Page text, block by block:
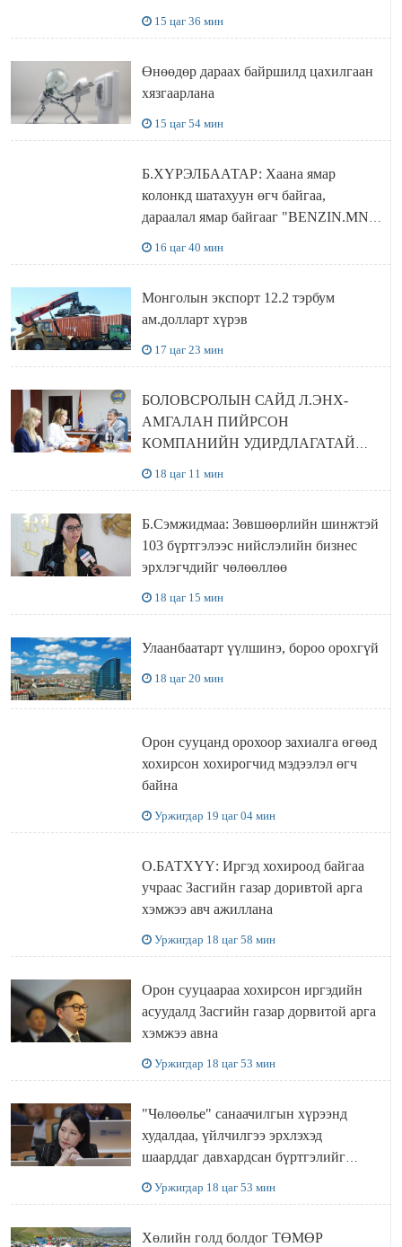
15 цаг 36 мин
Өнөөдөр дараах байршилд цахилгаан
хязгаарлана
15 цаг 54 мин
Б.ХҮРЭЛБААТАР: Хаана ямар
колонкд шатахуун өгч байгаа,
дараалал ямар байгааг "BENZIN.MN”
16 цаг 40 мин
Монголын экспорт 12.2 тэрбум
ам.долларт хүрэв
17 цаг 23 мин
БОЛОВСРОЛЫН САЙД Л.ЭНХ-
АМГАЛАН ПИЙРСОН
КОМПАНИЙН УДИРДЛАГАТАЙ
18 цаг 11 мин
Б.Сэмжидмаа: Зөвшөөрлийн шинжтэй
103 бүртгэлээс нийслэлийн бизнес
эрхлэгчдийг чөлөөллөө
18 цаг 15 мин
Улаанбаатарт үүлшинэ, бороо орохгүй
18 цаг 20 мин
Орон сууцанд орохоор захиалга өгөөд
хохирсон хохирогчид мэдээлэл өгч
байна
Уржигдар 19 цаг 04 мин
О.БАТХҮҮ: Иргэд хохироод байгаа
учраас Засгийн газар доривтой арга
хэмжээ авч ажиллана
Уржигдар 18 цаг 58 мин
Орон сууцаараа хохирсон иргэдийн
асуудалд Засгийн газар дорвитой арга
хэмжээ авна
Уржигдар 18 цаг 53 мин
"Чөлөөлье" санаачилгын хүрээнд
худалдаа, үйлчилгээ эрхлэхэд
шаарддаг давхардсан бүртгэлийг
Уржигдар 18 цаг 53 мин
Хөлийн голд болдог ТӨМӨР